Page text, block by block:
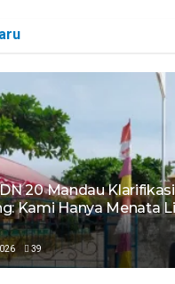
20 Mandau
Kami Hanya Menata
39